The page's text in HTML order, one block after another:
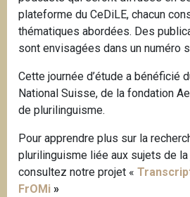
plateforme du CeDiLE, chacun
thématiques abordées. Des
sont envisagées dans un numéro
Cette journée d’étude a bénéficié
National Suisse, de la fondation
de plurilinguisme.
Pour apprendre plus sur la
plurilinguisme liée aux sujets de la
consultez notre projet «
FrOMi »